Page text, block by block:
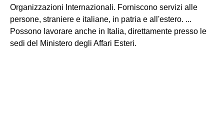
Organizzazioni Internazionali. Forniscono servizi alle
persone, straniere e italiane, in patria e all'estero. ...
Possono lavorare anche in Italia, direttamente presso le
sedi del Ministero degli Affari Esteri.